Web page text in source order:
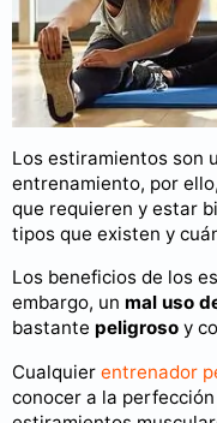
Los estiramientos son
entrenamiento, por
que requieren y estar
tipos que existen y
Los beneficios de los
embargo, un mal uso
bastante peligroso y
Cualquier entrenador
conocer a la